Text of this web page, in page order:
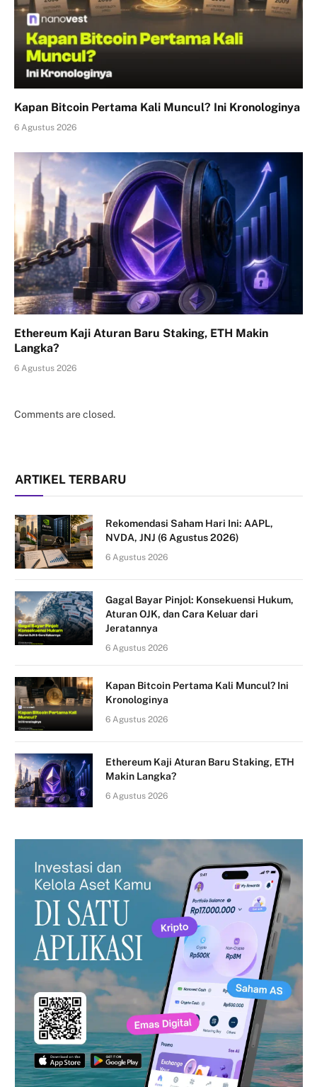
Kapan Bitcoin Pertama Kali Muncul? Ini Kronologinya
6 Agustus 2026
Ethereum Kaji Aturan Baru Staking, ETH Makin
Langka?
6 Agustus 2026
Comments are closed.
ARTIKEL TERBARU
Rekomendasi Saham Hari Ini: AAPL,
NVDA, JNJ (6 Agustus 2026)
6 Agustus 2026
Gagal Bayar Pinjol: Konsekuensi Hukum,
Aturan OJK, dan Cara Keluar dari
Jeratannya
6 Agustus 2026
Kapan Bitcoin Pertama Kali Muncul? Ini
Kronologinya
6 Agustus 2026
Ethereum Kaji Aturan Baru Staking, ETH
Makin Langka?
6 Agustus 2026